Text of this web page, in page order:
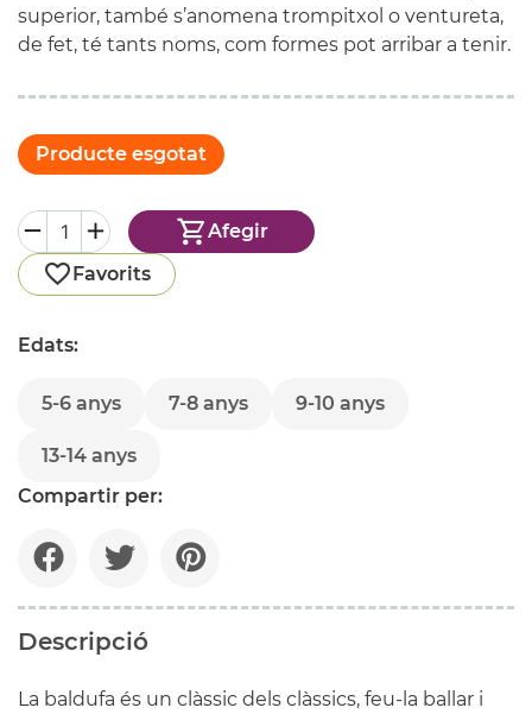
superior, també s’anomena trompitxol o ventureta,
de fet, té tants noms, com formes pot arribar a tenir.
Producte esgotat
Afegir
Favorits
Edats:
5-6 anys 7-8 anys 9-10 anys
13-14 anys
Compartir per:
Descripció
La baldufa és un clàssic dels clàssics, feu-la ballar i